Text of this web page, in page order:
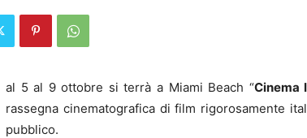
al 5 al 9 ottobre si terrà a Miami Beach “Cinema
rassegna cinematografica di film rigorosamente
pubblico.